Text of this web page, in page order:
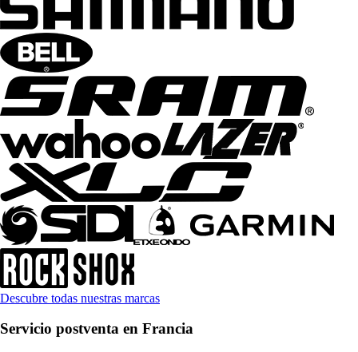
Descubre todas nuestras marcas
Servicio postventa en Francia